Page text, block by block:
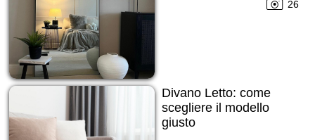
26
Divano Letto: come
scegliere il modello
giusto